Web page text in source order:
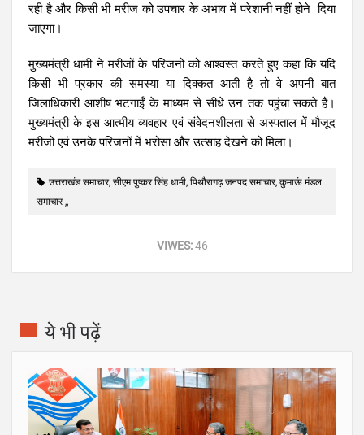
रही है और किसी भी मरीज को उपचार के अभाव में परेशानी नहीं होने दिया
जाएगा।
मुख्यमंत्री धामी ने मरीजों के परिजनों को आश्वस्त करते हुए कहा कि यदि
किसी भी प्रकार की समस्या या दिक्कत आती है तो वे अपनी बात
जिलाधिकारी आशीष भटगाईं के माध्यम से सीधे उन तक पहुंचा सकते हैं।
मुख्यमंत्री के इस आत्मीय व्यवहार एवं संवेदनशीलता से अस्पताल में मौजूद
मरीजों एवं उनके परिजनों में भरोसा और उत्साह देखने को मिला।
उत्तराखंड समाचार, सीएम पुष्कर सिंह धामी, पिथौरागढ़ जनपद समाचार, कुमाऊं मंडल
समाचार ,,
VIWES: 46
ये भी पढ़ें